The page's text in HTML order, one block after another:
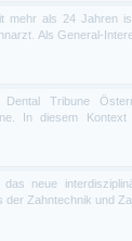
mehr als 24 Jahren
Als General-
Dental Tribune
In diesem
neue
Zahntechnik und